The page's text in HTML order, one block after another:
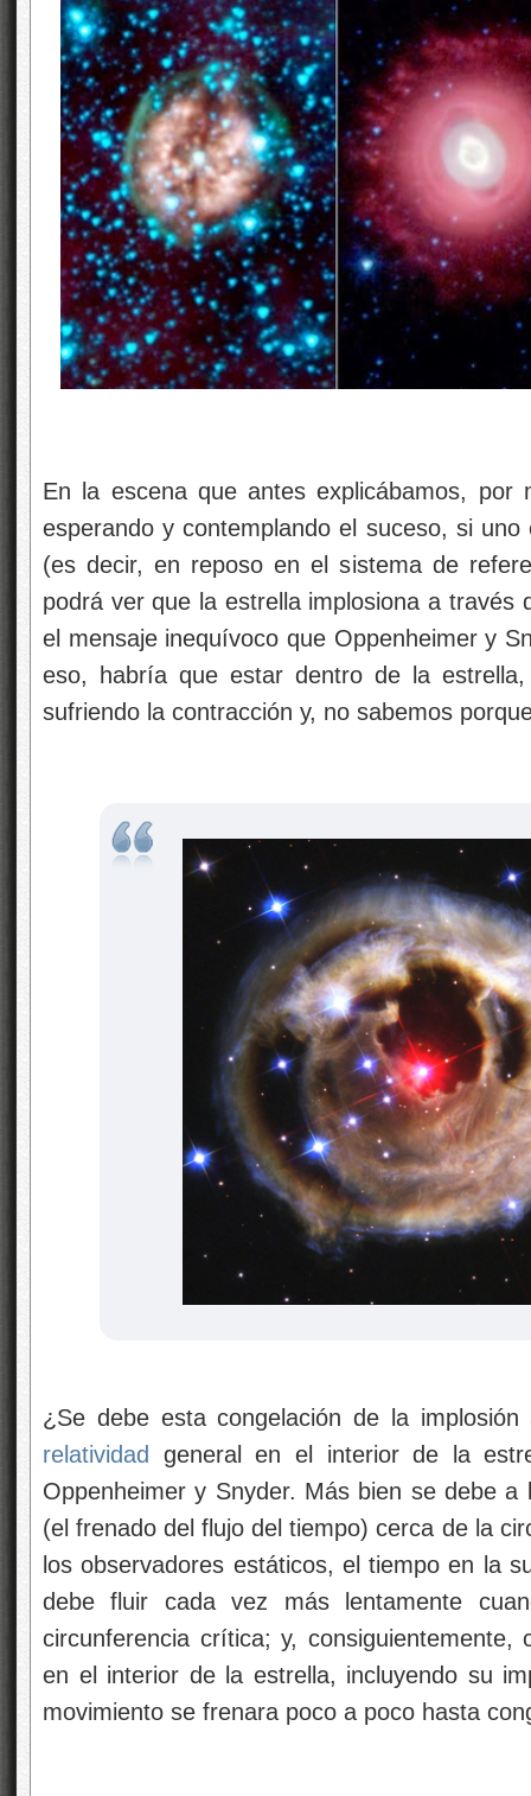
En la escena que antes explicábamos, por
esperando y contemplando el suceso, si
(es decir, en reposo en el sistema de
podrá ver que la estrella implosiona a través
el mensaje inequívoco que Oppenheimer y
eso, habría que estar dentro de la
sufriendo la contracción y, no sabemos
¿Se debe esta congelación de la
relatividad
general en el interior de la
Oppenheimer y Snyder. Más bien se debe
(el frenado del flujo del tiempo) cerca de la
los observadores estáticos, el tiempo en la
debe fluir cada vez más lentamente
circunferencia crítica; y,
en el interior de la estrella, incluyendo su
movimiento se frenara poco a poco hasta